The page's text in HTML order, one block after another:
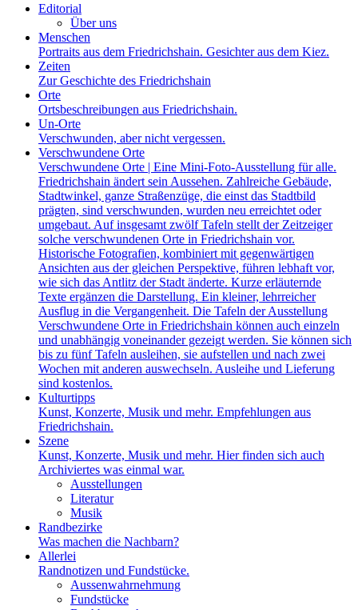
Editorial
Über uns
Menschen
Portraits aus dem Friedrichshain. Gesichter aus dem Kiez.
Zeiten
Zur Geschichte des Friedrichshain
Orte
Ortsbeschreibungen aus Friedrichshain.
Un-Orte
Verschwunden, aber nicht vergessen.
Verschwundene Orte
Verschwundene Orte | Eine Mini-Foto-Ausstellung für alle.
Friedrichshain ändert sein Aussehen. Zahlreiche Gebäude,
Stadtwinkel, ganze Straßenzüge, die einst das Stadtbild
prägten, sind verschwunden, wurden neu erreichtet oder
umgebaut. Auf insgesamt zwölf Tafeln stellt der Zeitzeiger
solche verschwundenen Orte in Friedrichshain vor.
Historische Fotografien, kombiniert mit gegenwärtigen
Ansichten aus der gleichen Perspektive, führen lebhaft vor,
wie sich das Antlitz der Stadt änderte. Kurze erläuternde
Texte ergänzen die Darstellung. Ein kleiner, lehrreicher
Ausflug in die Vergangenheit. Die Tafeln der Ausstellung
Verschwundene Orte in Friedrichshain können auch einzeln
und unabhängig voneinander gezeigt werden. Sie können sich
bis zu fünf Tafeln ausleihen, sie aufstellen und nach zwei
Wochen mit anderen auswechseln. Ausleihe und Lieferung
sind kostenlos.
Kulturtipps
Kunst, Konzerte, Musik und mehr. Empfehlungen aus
Friedrichshain.
Szene
Kunst, Konzerte, Musik und mehr. Hier finden sich auch
Archiviertes was einmal war.
Ausstellungen
Literatur
Musik
Randbezirke
Was machen die Nachbarn?
Allerlei
Randnotizen und Fundstücke.
Aussenwahrnehmung
Fundstücke